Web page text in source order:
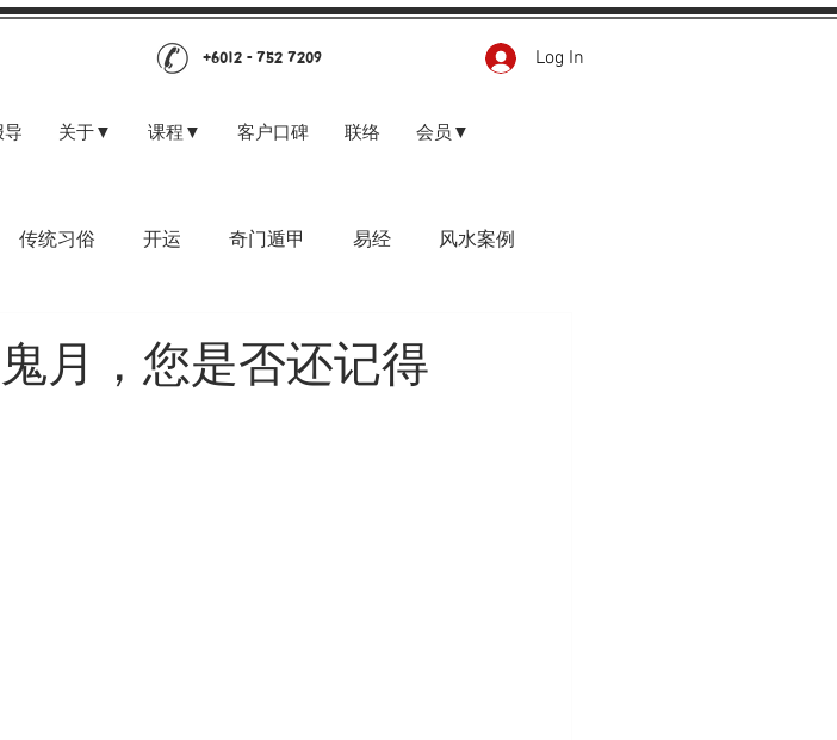
+6012 - 752 7209
导 关于▼ 课程▼ 客户口碑 联络 会员▼
Log In
传统习俗 开运 奇门遁甲 易经 风水案例
月，您是否还记得